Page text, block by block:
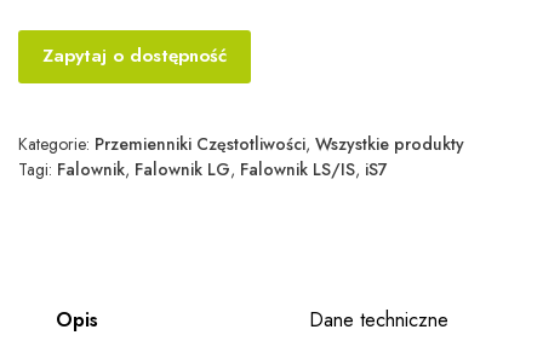
Zapytaj o dostępność
Kategorie: Przemienniki Częstotliwości, Wszystkie produkty
Tagi: Falownik, Falownik LG, Falownik LS/IS, iS7
Opis Dane techniczne